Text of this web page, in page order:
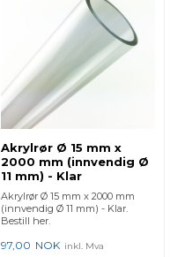
Akrylrør Ø 15 mm x
2000 mm (innvendig Ø
11 mm) - Klar
Akrylrør Ø 15 mm x 2000 mm
(innvendig Ø 11 mm) - Klar.
Bestill her.
97,00 NOK inkl. Mva